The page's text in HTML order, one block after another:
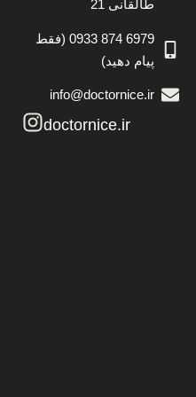
طالقانی 21
6979 874 0933 (فقط
پیام دهید)
info@doctornice.ir
doctornice.ir